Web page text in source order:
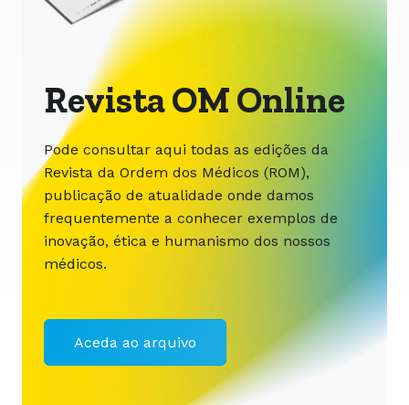
Revista OM Online
Pode consultar aqui todas as edições da
Revista da Ordem dos Médicos (ROM),
publicação de atualidade onde damos
frequentemente a conhecer exemplos de
inovação, ética e humanismo dos nossos
médicos.
Aceda ao arquivo